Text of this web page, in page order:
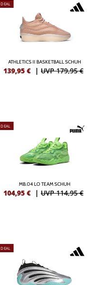
DEAL
ATHLETICS II BASKETBALL SCHUH
139,95 € | UVP 179,95 €
DEAL
MB.04 LO TEAM SCHUH
104,95 € | UVP 114,95 €
DEAL